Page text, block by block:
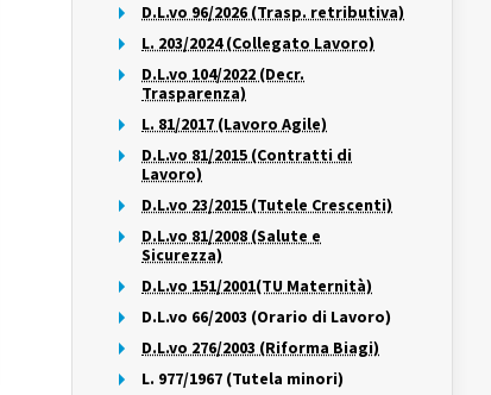
D.L.vo 96/2026 (Trasp. retributiva)
L. 203/2024 (Collegato Lavoro)
D.L.vo 104/2022 (Decr.
Trasparenza)
L. 81/2017 (Lavoro Agile)
D.L.vo 81/2015 (Contratti di
Lavoro)
D.L.vo 23/2015 (Tutele Crescenti)
D.L.vo 81/2008 (Salute e
Sicurezza)
D.L.vo 151/2001(TU Maternità)
D.L.vo 66/2003 (Orario di Lavoro)
D.L.vo 276/2003 (Riforma Biagi)
L. 977/1967 (Tutela minori)